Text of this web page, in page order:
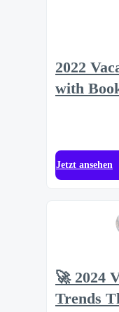
2022
with
Jetzt ansehen
🚀 2024
Trends